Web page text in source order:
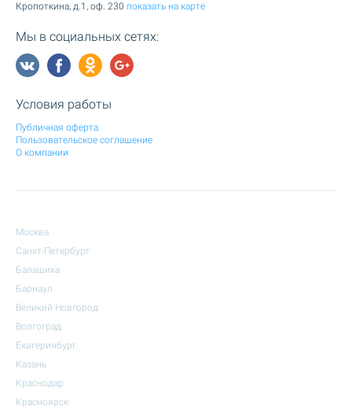
Кропоткина, д.1, оф. 230 показать на карте
Мы в социальных сетях:
Условия работы
Публичная оферта
Пользовательское соглашение
О компании
Москва
Санкт-Петербург
Балашиха
Барнаул
Великий Новгород
Волгоград
Екатеринбург
Казань
Краснодар
Красноярск